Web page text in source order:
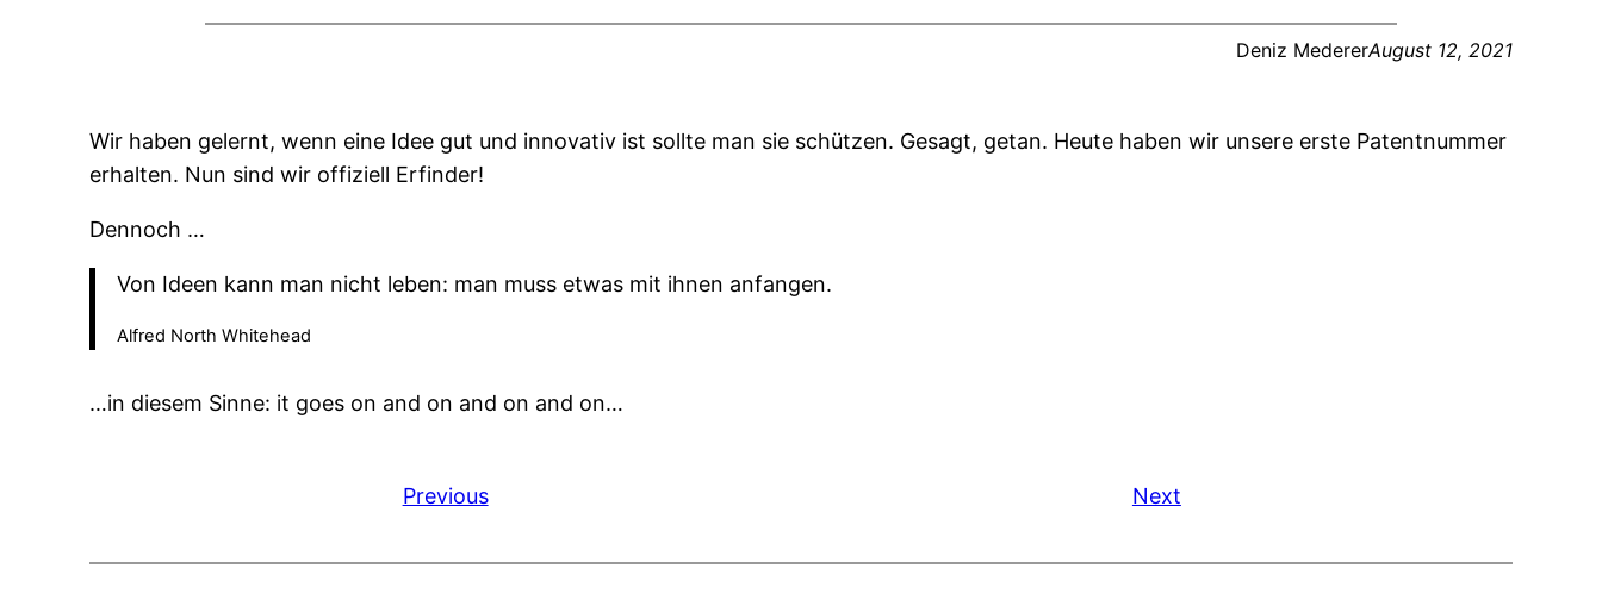
Deniz MedererAugust 12, 2021
Wir haben gelernt, wenn eine Idee gut und innovativ ist sollte man sie schützen. Gesagt, getan. Heute haben wir unsere erste Patentnummer
erhalten. Nun sind wir offiziell Erfinder!
Dennoch …
Von Ideen kann man nicht leben: man muss etwas mit ihnen anfangen.
Alfred North Whitehead
…in diesem Sinne: it goes on and on and on and on…
Previous Next